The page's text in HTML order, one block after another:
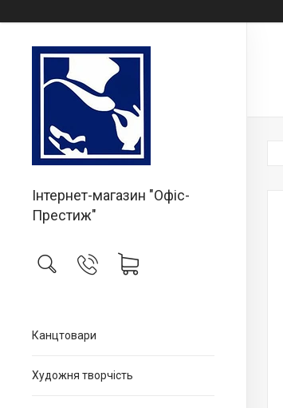
Інтернет-магазин "Офіс-
Престиж"
Канцтовари
Художня творчість